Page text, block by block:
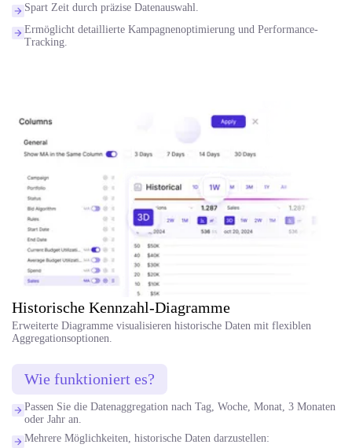
Spart Zeit durch präzise Datenauswahl.
Ermöglicht detaillierte Kampagnenoptimierung und Performance-
Tracking.
Historische Kennzahl-Diagramme
Erweiterte Diagramme visualisieren historische Daten mit flexiblen
Aggregationsoptionen.
Wie funktioniert es?
Passen Sie die Datenaggregation nach Tag, Woche, Monat, 3 Monaten
oder Jahr an.
Mehrere Möglichkeiten, historische Daten darzustellen: